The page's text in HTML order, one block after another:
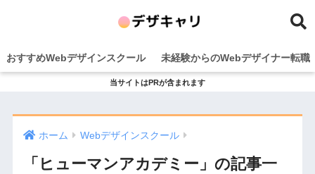
おすすめWebデザインスクール 未経験からのWebデザイナー転職
当サイトはPRが含まれます
ホーム Webデザインスクール
「ヒューマンアカデミー」の記事一